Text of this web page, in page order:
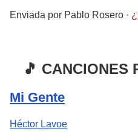
Enviada por Pablo Rosero ·
🎵 CANCIONES
Mi Gente
Héctor Lavoe